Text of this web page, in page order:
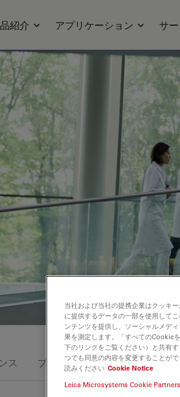
紹介 アプリケーション サ
ス ブランドビジョン 持続可能
当社および当社の提携企業はクッキ
に提供するデータの一部を使用して
ンテンツを提供し、ソーシャルメデ
果を測定します。「すべてのCookie
下のリンクをご覧ください）と共有
つでも同意の内容を変更することが
読みください Cookie Notice
Leica Microsystems Cookie